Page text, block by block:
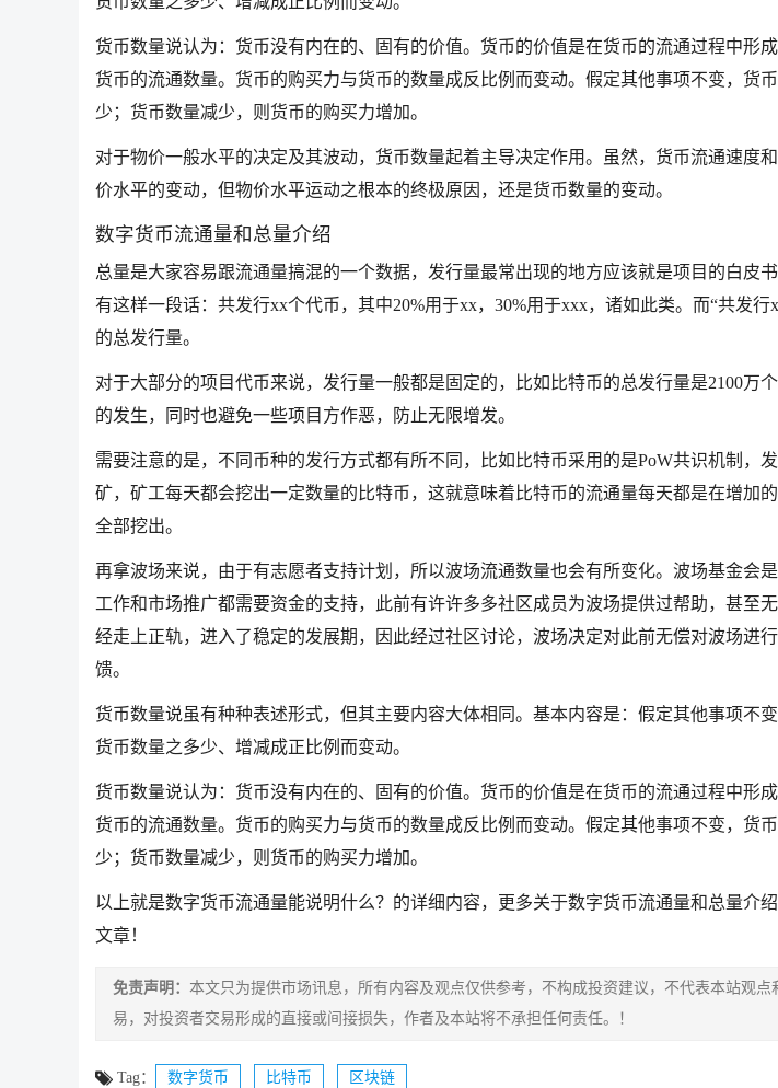
货币数量说认为：货币没有内在的、固有的价值。货币的价值是在货币的流通过程中形
货币的流通数量。货币的购买力与货币的数量成反比例而变动。假定其他事项不变，货
少；货币数量减少，则货币的购买力增加。
对于物价一般水平的决定及其波动，货币数量起着主导决定作用。虽然，货币流通速度
价水平的变动，但物价水平运动之根本的终极原因，还是货币数量的变动。
数字货币流通量和总量介绍
总量是大家容易跟流通量搞混的一个数据，发行量最常出现的地方应该就是项目的白皮
有这样一段话：共发行xx个代币，其中20%用于xx，30%用于xxx，诸如此类。而“共发
的总发行量。
对于大部分的项目代币来说，发行量一般都是固定的，比如比特币的总发行量是2100万
的发生，同时也避免一些项目方作恶，防止无限增发。
需要注意的是，不同币种的发行方式都有所不同，比如比特币采用的是PoW共识机制，
矿，矿工每天都会挖出一定数量的比特币，这就意味着比特币的流通量每天都是在增加
全部挖出。
再拿波场来说，由于有志愿者支持计划，所以波场流通数量也会有所变化。波场基金会
工作和市场推广都需要资金的支持，此前有许许多多社区成员为波场提供过帮助，甚至
经走上正轨，进入了稳定的发展期，因此经过社区讨论，波场决定对此前无偿对波场进
馈。
货币数量说虽有种种表述形式，但其主要内容大体相同。基本内容是：假定其他事项不
货币数量之多少、增减成正比例而变动。
货币数量说认为：货币没有内在的、固有的价值。货币的价值是在货币的流通过程中形
货币的流通数量。货币的购买力与货币的数量成反比例而变动。假定其他事项不变，货
少；货币数量减少，则货币的购买力增加。
以上就是数字货币流通量能说明什么？的详细内容，更多关于数字货币流通量和总量介
文章！
免责声明： 本文只为提供市场讯息，所有内容及观点仅供参考，不构成投资建议，不代表本站观
易，对投资者交易形成的直接或间接损失，作者及本站将不承担任何责任。！
Tag： 数字货币 比特币 区块链